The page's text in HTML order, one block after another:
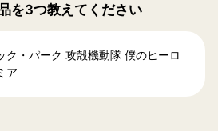
を3つ教えてください
ク・パーク 攻殻機動隊 僕のヒーロ
ア